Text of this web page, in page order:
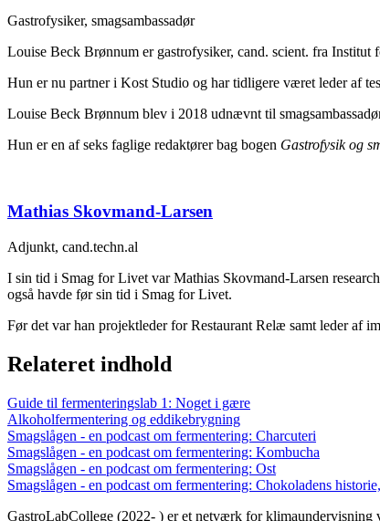
Gastrofysiker, smagsambassadør
Louise Beck Brønnum er gastrofysiker, cand. scient. fra
Hun er nu partner i Kost Studio og har tidligere været leder af
Louise Beck Brønnum blev i 2018 udnævnt til
Hun er en af seks faglige redaktører bag bogen Gastrofysik og
Mathias Skovmand-Larsen
Adjunkt, cand.techn.al
I sin tid i Smag for Livet var Mathias Skovmand-Larsen
også havde før sin tid i Smag for Livet.
Før det var han projektleder for Restaurant Relæ samt leder af
Relateret indhold
Guide til fermenteringslab 1: Noget i gære
Alkoholfermentering og eddikebrygning
Smagslågen - en podcast om fermentering: Charcuteri
Smagslågen - en podcast om fermentering: Kombucha
Smagslågen - en podcast om fermentering: Ost
Smagslågen - en podcast om fermentering: Chokoladens
GastroLabCollege (2022- ) er et netværk for klimaundervisning